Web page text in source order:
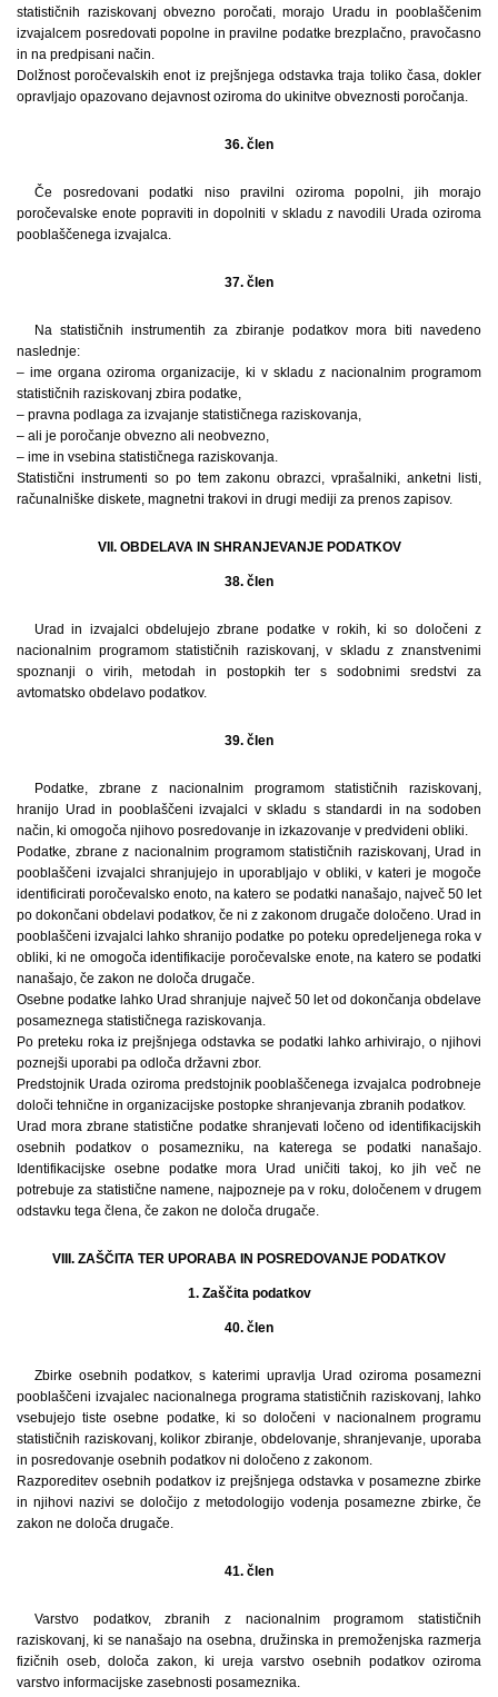
statističnih raziskovanj obvezno poročati, morajo Uradu in pooblaščenim
izvajalcem posredovati popolne in pravilne podatke brezplačno, pravočasno
in na predpisani način.
Dolžnost poročevalskih enot iz prejšnjega odstavka traja toliko časa, dokler
opravljajo opazovano dejavnost oziroma do ukinitve obveznosti poročanja.
36. člen
Če posredovani podatki niso pravilni oziroma popolni, jih morajo
poročevalske enote popraviti in dopolniti v skladu z navodili Urada oziroma
pooblaščenega izvajalca.
37. člen
Na statističnih instrumentih za zbiranje podatkov mora biti navedeno
naslednje:
– ime organa oziroma organizacije, ki v skladu z nacionalnim programom
statističnih raziskovanj zbira podatke,
– pravna podlaga za izvajanje statističnega raziskovanja,
– ali je poročanje obvezno ali neobvezno,
– ime in vsebina statističnega raziskovanja.
Statistični instrumenti so po tem zakonu obrazci, vprašalniki, anketni listi,
računalniške diskete, magnetni trakovi in drugi mediji za prenos zapisov.
VII. OBDELAVA IN SHRANJEVANJE PODATKOV
38. člen
Urad in izvajalci obdelujejo zbrane podatke v rokih, ki so določeni z
nacionalnim programom statističnih raziskovanj, v skladu z znanstvenimi
spoznanji o virih, metodah in postopkih ter s sodobnimi sredstvi za
avtomatsko obdelavo podatkov.
39. člen
Podatke, zbrane z nacionalnim programom statističnih raziskovanj,
hranijo Urad in pooblaščeni izvajalci v skladu s standardi in na sodoben
način, ki omogoča njihovo posredovanje in izkazovanje v predvideni obliki.
Podatke, zbrane z nacionalnim programom statističnih raziskovanj, Urad in
pooblaščeni izvajalci shranjujejo in uporabljajo v obliki, v kateri je mogoče
identificirati poročevalsko enoto, na katero se podatki nanašajo, največ 50 let
po dokončani obdelavi podatkov, če ni z zakonom drugače določeno. Urad in
pooblaščeni izvajalci lahko shranijo podatke po poteku opredeljenega roka v
obliki, ki ne omogoča identifikacije poročevalske enote, na katero se podatki
nanašajo, če zakon ne določa drugače.
Osebne podatke lahko Urad shranjuje največ 50 let od dokončanja obdelave
posameznega statističnega raziskovanja.
Po preteku roka iz prejšnjega odstavka se podatki lahko arhivirajo, o njihovi
poznejši uporabi pa odloča državni zbor.
Predstojnik Urada oziroma predstojnik pooblaščenega izvajalca podrobneje
določi tehnične in organizacijske postopke shranjevanja zbranih podatkov.
Urad mora zbrane statistične podatke shranjevati ločeno od identifikacijskih
osebnih podatkov o posamezniku, na katerega se podatki nanašajo.
Identifikacijske osebne podatke mora Urad uničiti takoj, ko jih več ne
potrebuje za statistične namene, najpozneje pa v roku, določenem v drugem
odstavku tega člena, če zakon ne določa drugače.
VIII. ZAŠČITA TER UPORABA IN POSREDOVANJE PODATKOV
1. Zaščita podatkov
40. člen
Zbirke osebnih podatkov, s katerimi upravlja Urad oziroma posamezni
pooblaščeni izvajalec nacionalnega programa statističnih raziskovanj, lahko
vsebujejo tiste osebne podatke, ki so določeni v nacionalnem programu
statističnih raziskovanj, kolikor zbiranje, obdelovanje, shranjevanje, uporaba
in posredovanje osebnih podatkov ni določeno z zakonom.
Razporeditev osebnih podatkov iz prejšnjega odstavka v posamezne zbirke
in njihovi nazivi se določijo z metodologijo vodenja posamezne zbirke, če
zakon ne določa drugače.
41. člen
Varstvo podatkov, zbranih z nacionalnim programom statističnih
raziskovanj, ki se nanašajo na osebna, družinska in premoženjska razmerja
fizičnih oseb, določa zakon, ki ureja varstvo osebnih podatkov oziroma
varstvo informacijske zasebnosti posameznika.